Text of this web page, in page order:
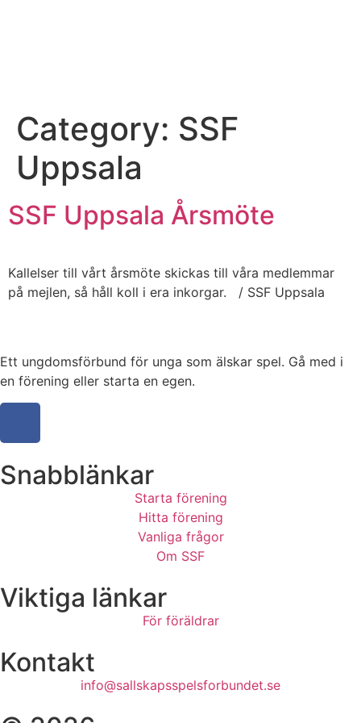
Category: SSF
Uppsala
SSF Uppsala Årsmöte
Kallelser till vårt årsmöte skickas till våra medlemmar
på mejlen, så håll koll i era inkorgar. / SSF Uppsala
Ett ungdomsförbund för unga som älskar spel. Gå med i
en förening eller starta en egen.
Snabblänkar
Starta förening
Hitta förening
Vanliga frågor
Om SSF
Viktiga länkar
För föräldrar
Kontakt
info@sallskapsspelsforbundet.se